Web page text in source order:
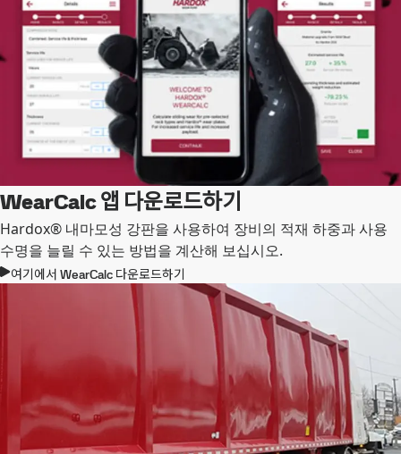
WearCalc 앱 다운로드하기
Hardox® 내마모성 강판을 사용하여 장비의 적재 하중과 사용
수명을 늘릴 수 있는 방법을 계산해 보십시오.
여기에서 WearCalc 다운로드하기